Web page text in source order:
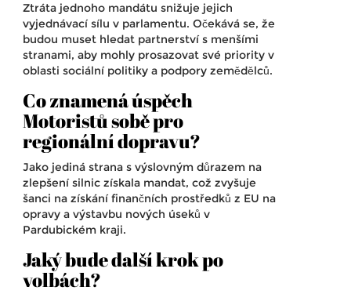
Ztráta jednoho mandátu snižuje jejich
vyjednávací sílu v parlamentu. Očekává se, že
budou muset hledat partnerství s menšími
stranami, aby mohly prosazovat své priority v
oblasti sociální politiky a podpory zemědělců.
Co znamená úspěch
Motoristů sobě pro
regionální dopravu?
Jako jediná strana s výslovným důrazem na
zlepšení silnic získala mandat, což zvyšuje
šanci na získání finančních prostředků z EU na
opravy a výstavbu nových úseků v
Pardubickém kraji.
Jaký bude další krok po
volbách?